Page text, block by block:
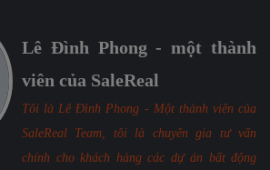
Lê Đình Phong - một thành
viên của SaleReal
Tôi là Lê Đình Phong - Một thành viên của
SaleReal Team, tôi là chuyên gia tư vấn
chính cho khách hàng các dự án bất động